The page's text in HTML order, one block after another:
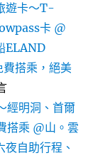
遊卡～T-
卡 @
ELAND
費搭乘，絕美
經明洞、首爾
搭乘 @山。雲
自助行程、